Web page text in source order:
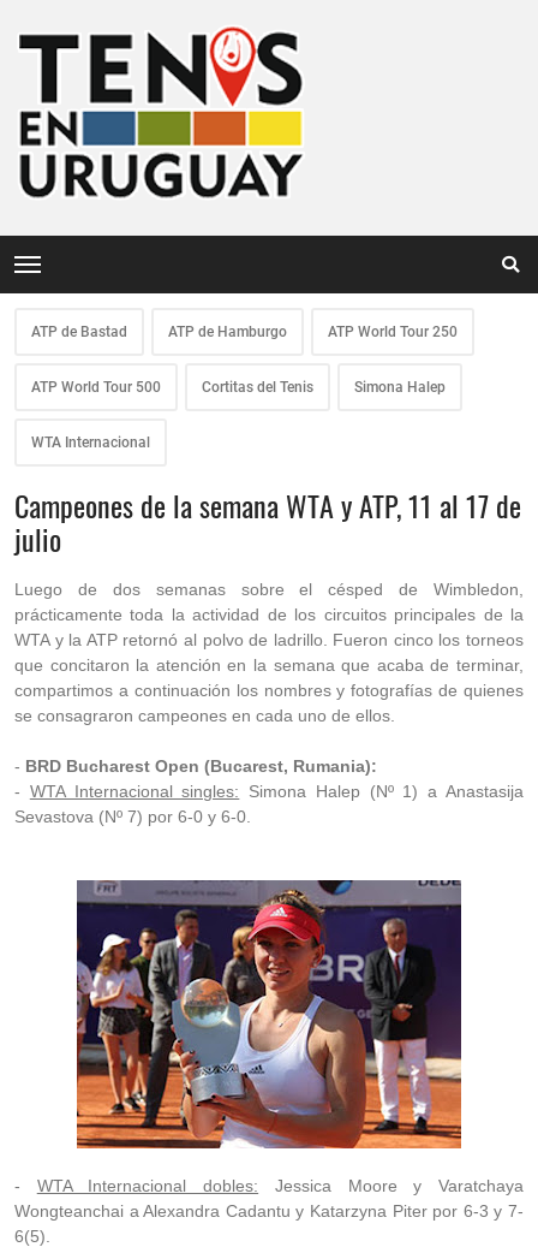
ATP de Bastad ATP de Hamburgo ATP World Tour 250
ATP World Tour 500 Cortitas del Tenis Simona Halep
WTA Internacional
Campeones de la semana WTA y ATP, 11 al 17 de
julio
Luego de dos semanas sobre el césped de Wimbledon,
prácticamente toda la actividad de los circuitos principales de la
WTA y la ATP retornó al polvo de ladrillo. Fueron cinco los torneos
que concitaron la atención en la semana que acaba de terminar,
compartimos a continuación los nombres y fotografías de quienes
se consagraron campeones en cada uno de ellos.
- BRD Bucharest Open (Bucarest, Rumania):
- WTA Internacional singles: Simona Halep (Nº 1) a Anastasija
Sevastova (Nº 7) por 6-0 y 6-0.
- WTA Internacional dobles: Jessica Moore y Varatchaya
Wongteanchai a Alexandra Cadantu y Katarzyna Piter por 6-3 y 7-
6(5).